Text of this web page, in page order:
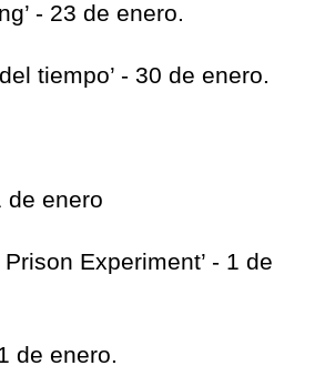
- 23 de enero.
tiempo’ - 30 de enero.
de enero
Prison Experiment’ - 1 de
de enero.